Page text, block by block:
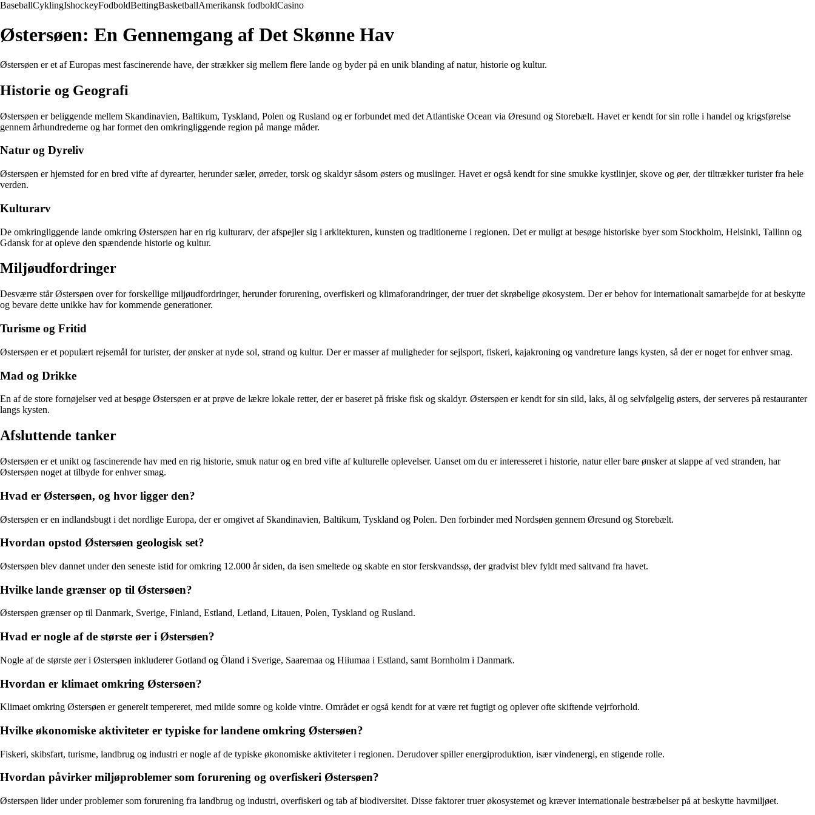
BaseballCyklingIshockeyFodboldBettingBasketballAmerikansk fodboldCasino
Østersøen: En Gennemgang af Det Skønne Hav
Østersøen er et af Europas mest fascinerende have, der strækker sig mellem flere lande og byder på en unik blanding af natur, historie og kultur.
Historie og Geografi
Østersøen er beliggende mellem Skandinavien, Baltikum, Tyskland, Polen og Rusland og er forbundet med det Atlantiske Ocean via Øresund og Storebælt. Havet er kendt for sin rolle i handel og krigsførelse
gennem århundrederne og har formet den omkringliggende region på mange måder.
Natur og Dyreliv
Østersøen er hjemsted for en bred vifte af dyrearter, herunder sæler, ørreder, torsk og skaldyr såsom østers og muslinger. Havet er også kendt for sine smukke kystlinjer, skove og øer, der tiltrækker turister fra hele
verden.
Kulturarv
De omkringliggende lande omkring Østersøen har en rig kulturarv, der afspejler sig i arkitekturen, kunsten og traditionerne i regionen. Det er muligt at besøge historiske byer som Stockholm, Helsinki, Tallinn og
Gdansk for at opleve den spændende historie og kultur.
Miljøudfordringer
Desværre står Østersøen over for forskellige miljøudfordringer, herunder forurening, overfiskeri og klimaforandringer, der truer det skrøbelige økosystem. Der er behov for internationalt samarbejde for at beskytte
og bevare dette unikke hav for kommende generationer.
Turisme og Fritid
Østersøen er et populært rejsemål for turister, der ønsker at nyde sol, strand og kultur. Der er masser af muligheder for sejlsport, fiskeri, kajakroning og vandreture langs kysten, så der er noget for enhver smag.
Mad og Drikke
En af de store fornøjelser ved at besøge Østersøen er at prøve de lækre lokale retter, der er baseret på friske fisk og skaldyr. Østersøen er kendt for sin sild, laks, ål og selvfølgelig østers, der serveres på restauranter
langs kysten.
Afsluttende tanker
Østersøen er et unikt og fascinerende hav med en rig historie, smuk natur og en bred vifte af kulturelle oplevelser. Uanset om du er interesseret i historie, natur eller bare ønsker at slappe af ved stranden, har
Østersøen noget at tilbyde for enhver smag.
Hvad er Østersøen, og hvor ligger den?
Østersøen er en indlandsbugt i det nordlige Europa, der er omgivet af Skandinavien, Baltikum, Tyskland og Polen. Den forbinder med Nordsøen gennem Øresund og Storebælt.
Hvordan opstod Østersøen geologisk set?
Østersøen blev dannet under den seneste istid for omkring 12.000 år siden, da isen smeltede og skabte en stor ferskvandssø, der gradvist blev fyldt med saltvand fra havet.
Hvilke lande grænser op til Østersøen?
Østersøen grænser op til Danmark, Sverige, Finland, Estland, Letland, Litauen, Polen, Tyskland og Rusland.
Hvad er nogle af de største øer i Østersøen?
Nogle af de største øer i Østersøen inkluderer Gotland og Öland i Sverige, Saaremaa og Hiiumaa i Estland, samt Bornholm i Danmark.
Hvordan er klimaet omkring Østersøen?
Klimaet omkring Østersøen er generelt tempereret, med milde somre og kolde vintre. Området er også kendt for at være ret fugtigt og oplever ofte skiftende vejrforhold.
Hvilke økonomiske aktiviteter er typiske for landene omkring Østersøen?
Fiskeri, skibsfart, turisme, landbrug og industri er nogle af de typiske økonomiske aktiviteter i regionen. Derudover spiller energiproduktion, især vindenergi, en stigende rolle.
Hvordan påvirker miljøproblemer som forurening og overfiskeri Østersøen?
Østersøen lider under problemer som forurening fra landbrug og industri, overfiskeri og tab af biodiversitet. Disse faktorer truer økosystemet og kræver internationale bestræbelser på at beskytte havmiljøet.